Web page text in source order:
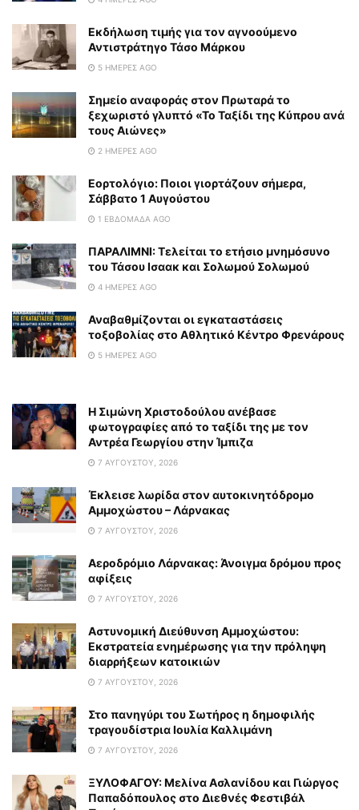
Εκδήλωση τιμής για τον αγνοούμενο
Αντιστράτηγο Τάσο Μάρκου
5 ΗΜΈΡΕΣ AGO
Σημείο αναφοράς στον Πρωταρά το
ξεχωριστό γλυπτό «Το Ταξίδι της Κύπρου ανά
τους Αιώνες»
2 ΗΜΈΡΕΣ AGO
Εορτολόγιο: Ποιοι γιορτάζουν σήμερα,
Σάββατο 1 Αυγούστου
1 ΕΒΔΟΜΆΔΑ AGO
ΠΑΡΑΛΙΜΝΙ: Τελείται το ετήσιο μνημόσυνο
του Τάσου Ισαακ και Σολωμού Σολωμού
4 ΗΜΈΡΕΣ AGO
Αναβαθμίζονται οι εγκαταστάσεις
τοξοβολίας στο Αθλητικό Κέντρο Φρενάρους
5 ΗΜΈΡΕΣ AGO
Η Σιμώνη Χριστοδούλου ανέβασε
φωτογραφίες από το ταξίδι της με τον
Αντρέα Γεωργίου στην Ίμπιζα
7 ΑΥΓΟΎΣΤΟΥ, 2026
Έκλεισε λωρίδα στον αυτοκινητόδρομο
Αμμοχώστου – Λάρνακας
7 ΑΥΓΟΎΣΤΟΥ, 2026
Αεροδρόμιο Λάρνακας: Άνοιγμα δρόμου προς
αφίξεις
7 ΑΥΓΟΎΣΤΟΥ, 2026
Αστυνομική Διεύθυνση Αμμοχώστου:
Εκστρατεία ενημέρωσης για την πρόληψη
διαρρήξεων κατοικιών
7 ΑΥΓΟΎΣΤΟΥ, 2026
Στο πανηγύρι του Σωτήρος η δημοφιλής
τραγουδίστρια Ιουλία Καλλιμάνη
7 ΑΥΓΟΎΣΤΟΥ, 2026
ΞΥΛΟΦΑΓΟΥ: Μελίνα Ασλανίδου και Γιώργος
Παπαδόπουλος στο Διεθνές Φεστιβάλ